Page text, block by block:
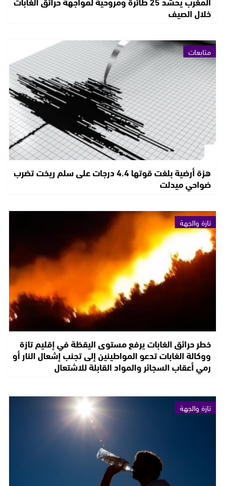
خلال الصيف
متابعات
هزة أرضية بلغت قوتها 4.4 درجات على سلم ريخت تضرب
ضواحي ميدلت
تازة والجهة
خطر حرائق الغابات يرفع مستوى اليقظة في إقليم تازة
ووكالة الغابات تدعو المواطينين إلى تجنب إشعال النار أو
رمي أعقاب السجائر والمواد القابلة للاشتعال
تازة والجهة